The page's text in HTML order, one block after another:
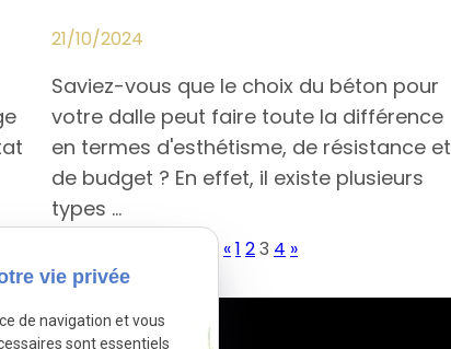
21/10/2024
Saviez-vous que le choix du béton pour
votre dalle peut faire toute la différence
en termes d'esthétisme, de résistance et
de budget ? En effet, il existe plusieurs
types ...
«1 23 4 »
vie privée
de navigation et vous
sont essentiels